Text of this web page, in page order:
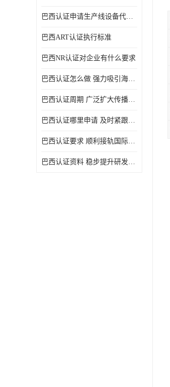
巴西认证申请生产线设备代理机构选择
巴西ART认证执行标准
巴西NR认证对企业有什么要求
巴西认证怎么做 强力吸引海外投资
巴西认证周期 广泛扩大传播范围
巴西认证哪里申请 及时紧跟法规变化
巴西认证要求 顺利接轨国际规范
巴西认证资料 稳步提升研发能力